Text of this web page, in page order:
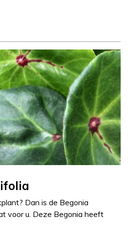
Dan is de Begonia
voor u. Deze Begonia heeft